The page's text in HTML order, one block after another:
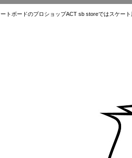
のプロショップACT sb storeではスケート用品